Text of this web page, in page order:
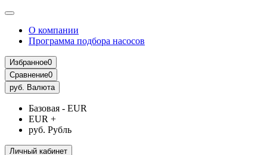
О компании
Программа подбора насосов
Избранное0
Сравнение0
руб. Валюта
Базовая - EUR
EUR +
руб. Рубль
Личный кабинет